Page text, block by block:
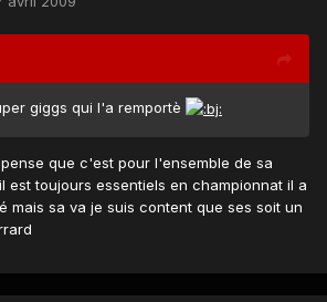
giggs qui l'a remportè
que c'est pour l'ensemble de sa
est toujours essentiels en championnat il a
mais sa va je suis content que ses soit un